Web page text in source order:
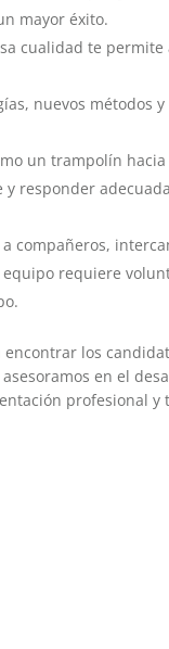
mayor éxito.
cualidad te
nuevos métodos
un trampolín
responder
compañeros,
requiere
los
en el
profesional y